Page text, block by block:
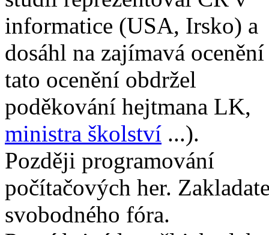
informatice (USA, Irsko) a
dosáhl na zajímavá ocenění
tato ocenění obdržel
poděkování hejtmana LK,
ministra školství ...).
Později programování
počítačových her.
svobodného fóra.